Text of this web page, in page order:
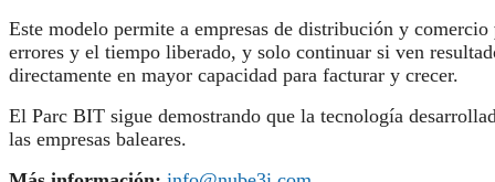
Este modelo permite a empresas de distribución y comercio
errores y el tiempo liberado, y solo continuar si ven
directamente en mayor capacidad para facturar y crecer.
El Parc BIT sigue demostrando que la tecnología
las empresas baleares.